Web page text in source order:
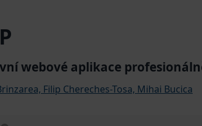
webové aplikace
Filip Chereches-Tosa, Mihai Bucica